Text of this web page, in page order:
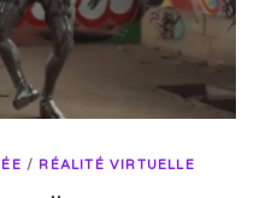
/ RÉALITÉ VIRTUELLE